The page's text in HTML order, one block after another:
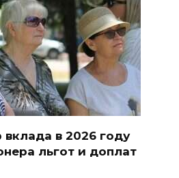
в 2026 году
льгот и доплат